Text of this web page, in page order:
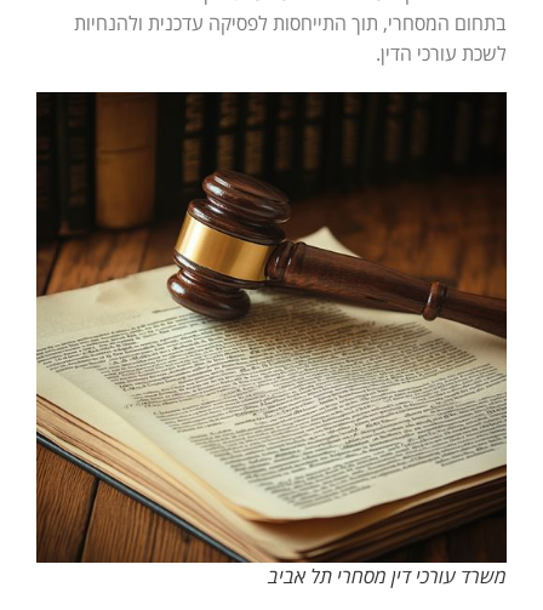
בתחום המסחרי, תוך התייחסות לפסיקה עדכנית ולהנחיות
לשכת עורכי הדין.
משרד עורכי דין מסחרי תל אביב